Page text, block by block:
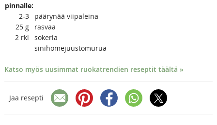
pinnalle:
2-3
päärynää viipaleina
25 g
rasvaa
2 rkl
sokeria
sinihomejuustomurua
Katso myös uusimmat ruokatrendien reseptit täältä »
Jaa resepti